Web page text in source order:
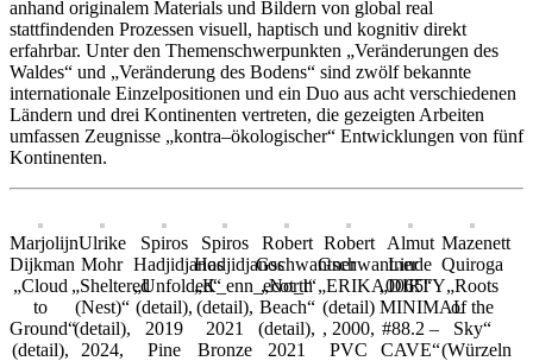
anhand originalem Materials und Bildern von global real
stattfindenden Prozessen visuell, haptisch und kognitiv direkt
erfahrbar. Unter den Themenschwerpunkten „Veränderungen des
Waldes“ und „Veränderung des Bodens“ sind zwölf bekannte
internationale Einzelpositionen und ein Duo aus acht verschiedenen
Ländern und drei Kontinenten vertreten, die gezeigten Arbeiten
umfassen Zeugnisse „kontra–ökologischer“ Entwicklungen von fünf
Kontinenten.
Marjolijn
Dijkman
„Cloud
to
Ground“
(detail),
Ulrike
Mohr
„Sheltered
(Nest)“
(detail),
2024,
Spiros
Hadjidjanos
„Unfolded“
(detail),
2019
Pine
Spiros
Hadjidjanos
„K_enn_ecot_t“
(detail),
2021
Bronze
Robert
Gschwantner
„North
Beach“
(detail),
2021
Robert
Gschwantner
„ERIKA0065“
(detail)
, 2000,
PVC
Almut
Linde
„DIRTY
MINIMAL
#88.2 –
CAVE“
Mazenett
Quiroga
„Roots
of the
Sky“
(Würzeln